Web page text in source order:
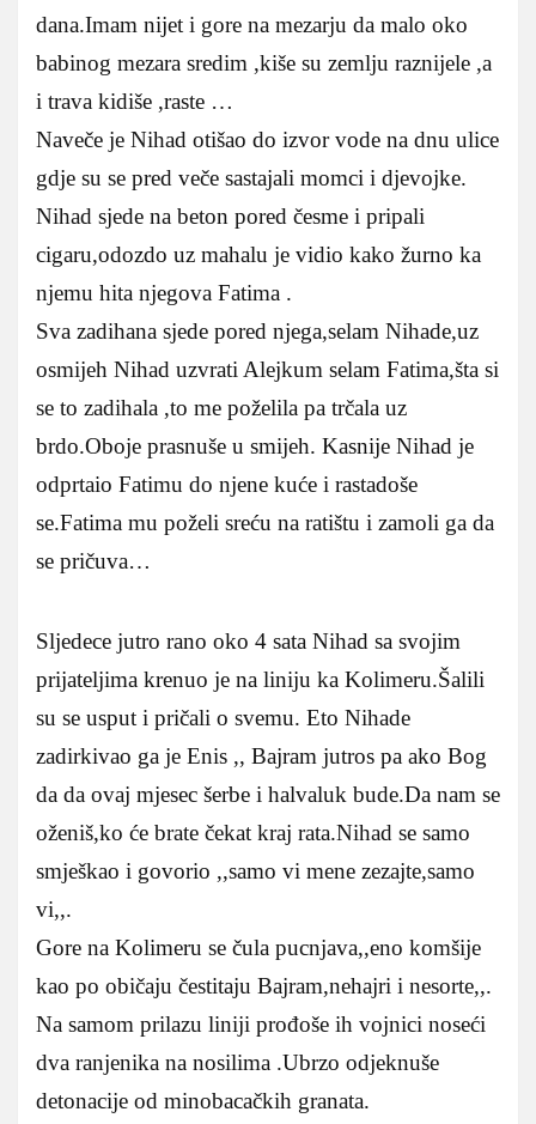
dana.Imam nijet i gore na mezarju da malo oko
babinog mezara sredim ,kiše su zemlju raznijele ,a
i trava kidiše ,raste …
Naveče je Nihad otišao do izvor vode na dnu ulice
gdje su se pred veče sastajali momci i djevojke.
Nihad sjede na beton pored česme i pripali
cigaru,odozdo uz mahalu je vidio kako žurno ka
njemu hita njegova Fatima .
Sva zadihana sjede pored njega,selam Nihade,uz
osmijeh Nihad uzvrati Alejkum selam Fatima,šta si
se to zadihala ,to me poželila pa trčala uz
brdo.Oboje prasnuše u smijeh. Kasnije Nihad je
odprtaio Fatimu do njene kuće i rastadoše
se.Fatima mu poželi sreću na ratištu i zamoli ga da
se pričuva…
Sljedece jutro rano oko 4 sata Nihad sa svojim
prijateljima krenuo je na liniju ka Kolimeru.Šalili
su se usput i pričali o svemu. Eto Nihade
zadirkivao ga je Enis ,, Bajram jutros pa ako Bog
da da ovaj mjesec šerbe i halvaluk bude.Da nam se
oženiš,ko će brate čekat kraj rata.Nihad se samo
smješkao i govorio ,,samo vi mene zezajte,samo
vi,,.
Gore na Kolimeru se čula pucnjava,,eno komšije
kao po običaju čestitaju Bajram,nehajri i nesorte,,.
Na samom prilazu liniji prođoše ih vojnici noseći
dva ranjenika na nosilima .Ubrzo odjeknuše
detonacije od minobacačkih granata.